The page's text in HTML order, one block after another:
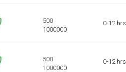
500
1000000
0-12 hrs
500
1000000
0-12 hrs